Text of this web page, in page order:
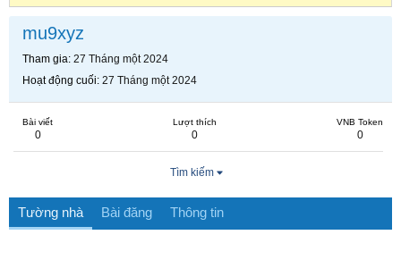
mu9xyz
Tham gia 27 Tháng một 2024
Hoạt động cuối 27 Tháng một 2024
Bài viết
0
Lượt thích
0
VNB Token
0
Tìm kiếm
Tường nhà Bài đăng Thông tin